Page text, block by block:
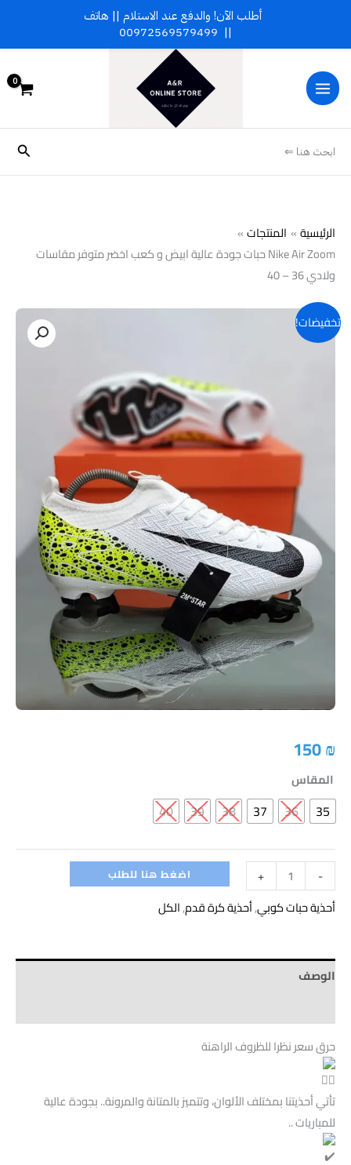
المحتوى
ابحث هنا ⇐
الرئيسية
المنتجات
Nike Air Zoom حبات جودة عالية ابيض و كعب اخضر متوفر مقاسات
ولادي 36 – 40
تخفيضات!
150₪
المقاس
35
36
37
38
39
40
-
كمية
Nike
اخضر
متوفر
مقاسات
+ اضغط هنا للطلب
أحذية حبات كوبي,أحذية كرة قدم,الكل
الوصف
حرق سعر نظرا للظروف الراهنة
تأتي أحذيتنا بمختلف الألوان، وتتميز بالمتانة والمرونة.. بجودة عالية
للمباريات ..
أطلب الآن! والدفع عند الاستلام || هاتف
||
00972569579499